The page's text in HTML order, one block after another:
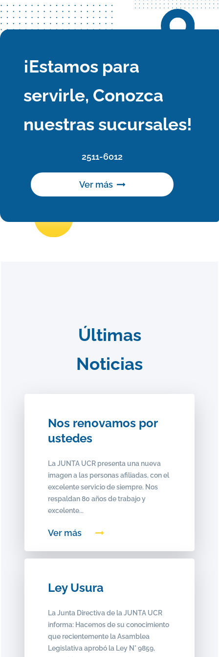
¡Estamos para
servirle, Conozca
nuestras sucursales!
2511-6012
Ver más
Últimas
Noticias
Nos renovamos por
ustedes
La JUNTA UCR presenta una nueva
imagen a las personas afiliadas, con el
excelente servicio de siempre. Nos
respaldan 80 años de trabajo y
excelente...
Ver más
Ley Usura
La Junta Directiva de la JUNTA UCR
informa: Hacemos de su conocimiento
que recientemente la Asamblea
Legislativa aprobó la Ley N° 9859,